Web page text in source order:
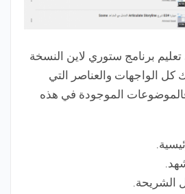
برنامج ستوري لاين النسخة
كل الواجهات والعناصر التي
فالموضوعات الموجودة في هذه
الشريحة.